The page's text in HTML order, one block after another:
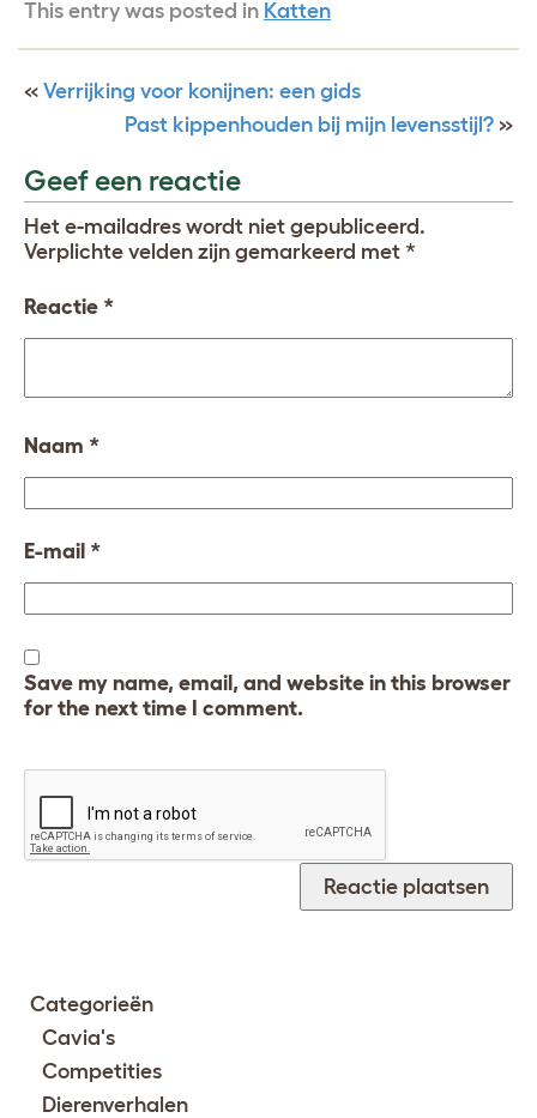
This entry was posted in Katten
« Verrijking voor konijnen: een gids
Past kippenhouden bij mijn levensstijl? »
Geef een reactie
Het e-mailadres wordt niet gepubliceerd.
Verplichte velden zijn gemarkeerd met *
Reactie *
Naam *
E-mail *
Save my name, email, and website in this browser
for the next time I comment.
Categorieën
Cavia's
Competities
Dierenverhalen